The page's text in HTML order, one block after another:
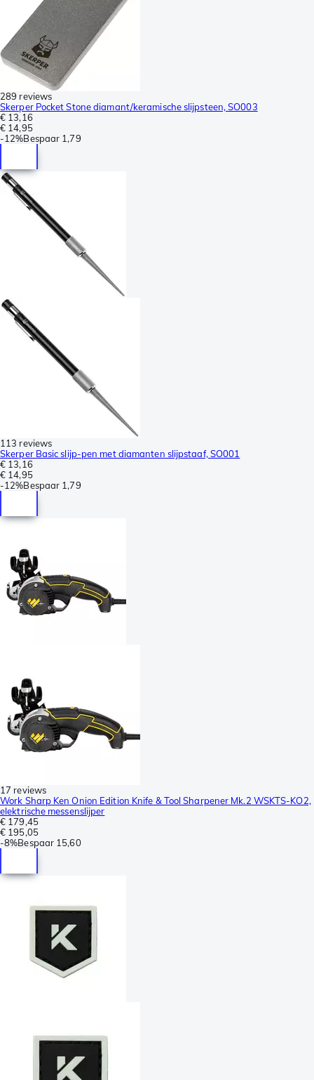
289 reviews
Skerper Pocket Stone diamant/keramische slijpsteen, SO003
€ 13,16
€ 14,95
-12%Bespaar 1,79
113 reviews
Skerper Basic slijp-pen met diamanten slijpstaaf, SO001
€ 13,16
€ 14,95
-12%Bespaar 1,79
17 reviews
Work Sharp Ken Onion Edition Knife & Tool Sharpener Mk.2 WSKTS-KO2,
elektrische messenslijper
€ 179,45
€ 195,05
-8%Bespaar 15,60